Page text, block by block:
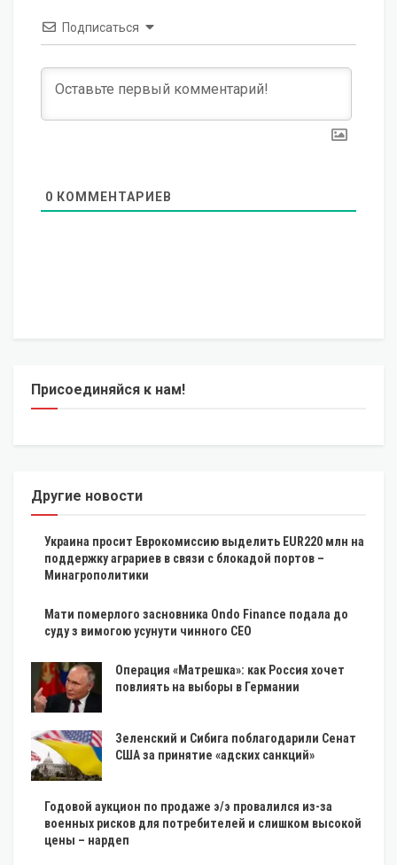
Подписаться
0 КОММЕНТАРИЕВ
Присоединяйся к нам!
Другие новости
Украина просит Еврокомиссию выделить EUR220 млн на
поддержку аграриев в связи с блокадой портов –
Минагрополитики
Мати померлого засновника Ondo Finance подала до
суду з вимогою усунути чинного CEO
Операция «Матрешка»: как Россия хочет
повлиять на выборы в Германии
Зеленский и Сибига поблагодарили Сенат
США за принятие «адских санкций»
Годовой аукцион по продаже э/э провалился из-за
военных рисков для потребителей и слишком высокой
цены – нардеп